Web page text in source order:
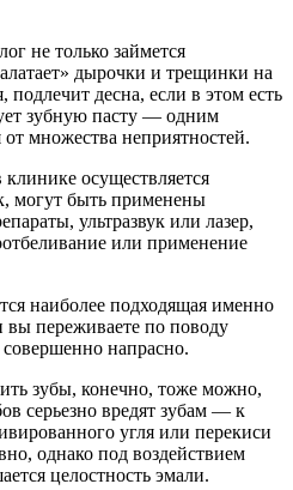
не только займется
дырочки и трещинки на
подлечит десна, если в этом есть
зубную пасту — одним
множества неприятностей.
осуществляется
могут быть применены
ультразвук или лазер,
или применение
наиболее подходящая именно
вы переживаете по поводу
напрасно.
зубы, конечно, тоже можно,
серьезно вредят зубам — к
угля или перекиси
однако под воздействием
целостность эмали.